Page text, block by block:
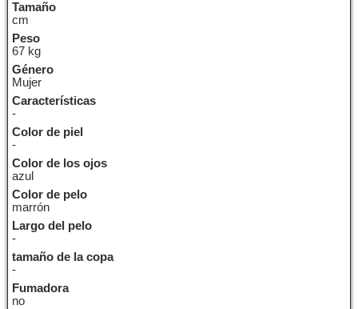
Tamaño
cm
Peso
67 kg
Género
Mujer
Características
-
Color de piel
-
Color de los ojos
azul
Color de pelo
marrón
Largo del pelo
-
tamaño de la copa
-
Fumadora
no